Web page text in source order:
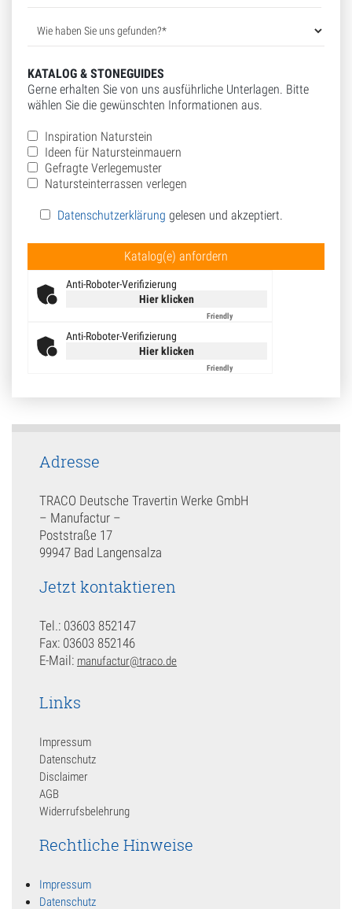
KATALOG & STONEGUIDES
Gerne erhalten Sie von uns ausführliche Unterlagen. Bitte
wählen Sie die gewünschten Informationen aus.
Inspiration Naturstein
Ideen für Natursteinmauern
Gefragte Verlegemuster
Natursteinterrassen verlegen
Datenschutzerklärung gelesen und akzeptiert.
Bitte lasse dieses Feld leer.
Anti-Roboter-Verifizierung
Hier klicken
Friendly
Anti-Roboter-Verifizierung
Hier klicken
Friendly
Adresse
TRACO Deutsche Travertin Werke GmbH
– Manufactur –
Poststraße 17
99947 Bad Langensalza
Jetzt kontaktieren
Tel.: 03603 852147
Fax: 03603 852146
E-Mail: manufactur@traco.de
Links
Impressum
Datenschutz
Disclaimer
AGB
Widerrufsbelehrung
Rechtliche Hinweise
Impressum
Datenschutz